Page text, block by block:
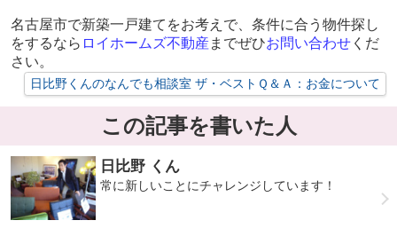
名古屋市で新築一戸建てをお考えで、条件に合う物件探し
をするなら ロイホームズ不動産 までぜひお問い合わせくだ
さい。
日比野くんのなんでも相談室 ザ・ベストＱ＆Ａ：お金について
この記事を書いた人
日比野 くん
常に新しいことにチャレンジしています！